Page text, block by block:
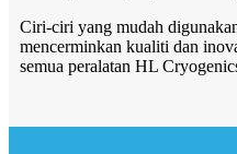
Ciri-ciri yang mudah
mencerminkan kualiti dan
semua peralatan HL